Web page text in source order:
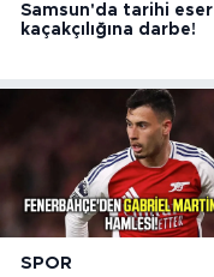
Samsun'da tarihi eser
kaçakçılığına darbe!
SPOR